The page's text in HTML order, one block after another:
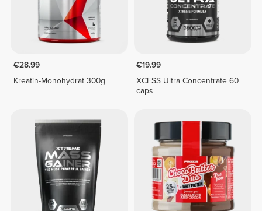
€28.99
Kreatin-Monohydrat 300g
€19.99
XCESS Ultra Concentrate 60
caps